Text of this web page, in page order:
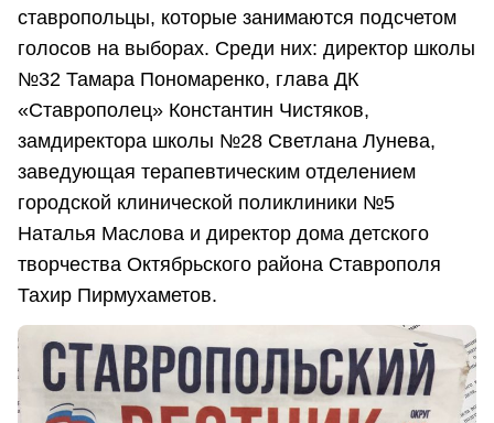
ставропольцы, которые занимаются подсчетом
голосов на выборах. Среди них: директор школы
№32 Тамара Пономаренко, глава ДК
«Ставрополец» Константин Чистяков,
замдиректора школы №28 Светлана Лунева,
заведующая терапевтическим отделением
городской клинической поликлиники №5
Наталья Маслова и директор дома детского
творчества Октябрьского района Ставрополя
Тахир Пирмухаметов.